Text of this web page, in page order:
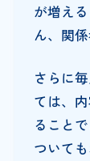
が増え
ん、関
さらに
ては、
ること
ついて